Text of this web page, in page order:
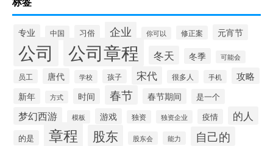
专业 中国 习俗 企业 你可以 修正案 元宵节
公司 公司章程 冬天 冬季 可能会
员工 唐代 学校 孩子 宋代 很多人 手机 攻略
新年 方式 时间 春节 春节期间 是一个
梦幻西游 模板 游戏 独资 独资企业 疫情 的人
的是 章程 股东 股东会 能力 自己的